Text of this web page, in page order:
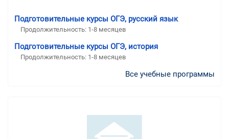
Подготовительные курсы ОГЭ, русский язык
Продолжительность: 1-8 месяцев
Подготовительные курсы ОГЭ, история
Продолжительность: 1-8 месяцев
Все учебные программы